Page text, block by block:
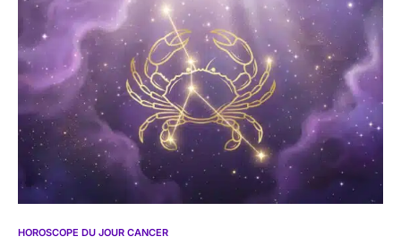
HOROSCOPE DU JOUR CANCER